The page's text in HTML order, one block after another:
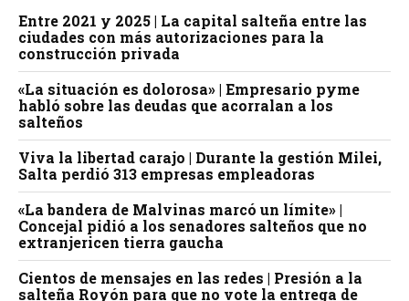
Entre 2021 y 2025 | La capital salteña entre las
ciudades con más autorizaciones para la
construcción privada
«La situación es dolorosa» | Empresario pyme
habló sobre las deudas que acorralan a los
salteños
Viva la libertad carajo | Durante la gestión Milei,
Salta perdió 313 empresas empleadoras
«La bandera de Malvinas marcó un límite» |
Concejal pidió a los senadores salteños que no
extranjericen tierra gaucha
Cientos de mensajes en las redes | Presión a la
salteña Royón para que no vote la entrega de